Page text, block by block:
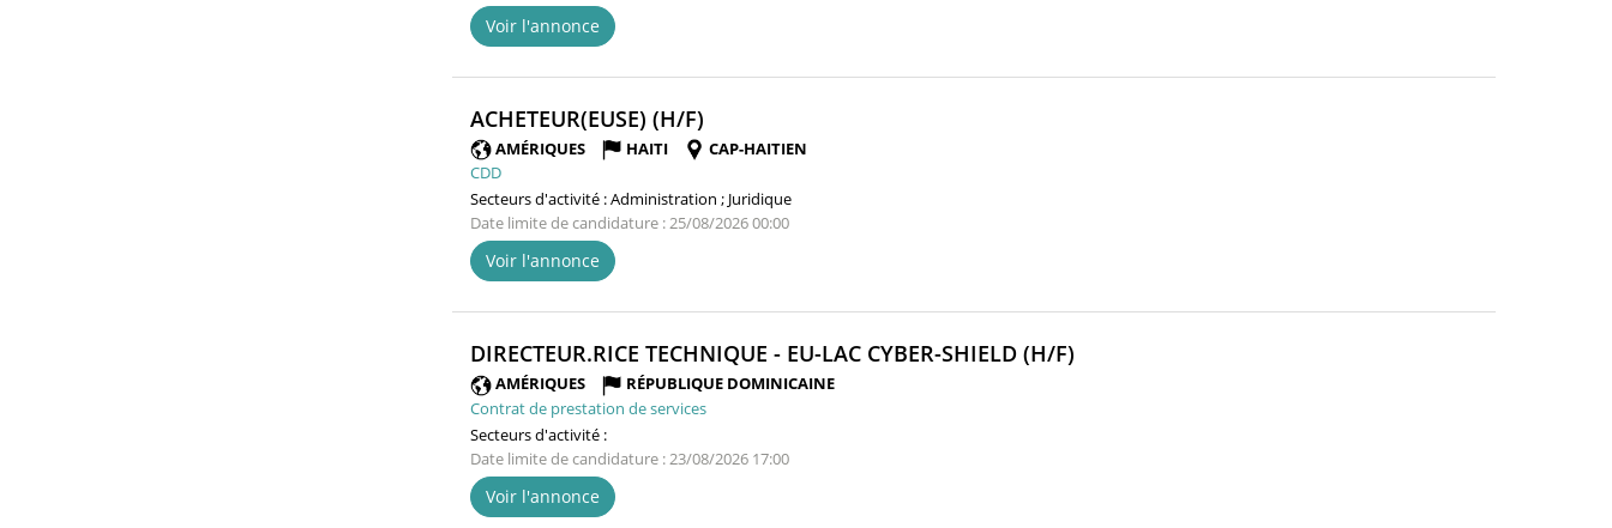
Voir l'annonce
ACHETEUR(EUSE) (H/F)
FENÊTRE)
AMÉRIQUES HAITI
CAP-HAITIEN
CDD
Secteurs d'activité :Administration ; Juridique
Date limite de candidature : 25/08/2026 00:00
Voir l'annonce
DIRECTEUR.RICE TECHNIQUE - EU-LAC CYBER-SHIELD (H/F)
AMÉRIQUES
RÉPUBLIQUE DOMINICAINE
Contrat de prestation de services
Secteurs d'activité :
Date limite de candidature : 23/08/2026 17:00
Voir l'annonce